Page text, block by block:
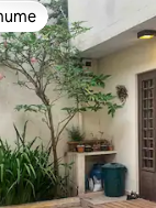
на гостите